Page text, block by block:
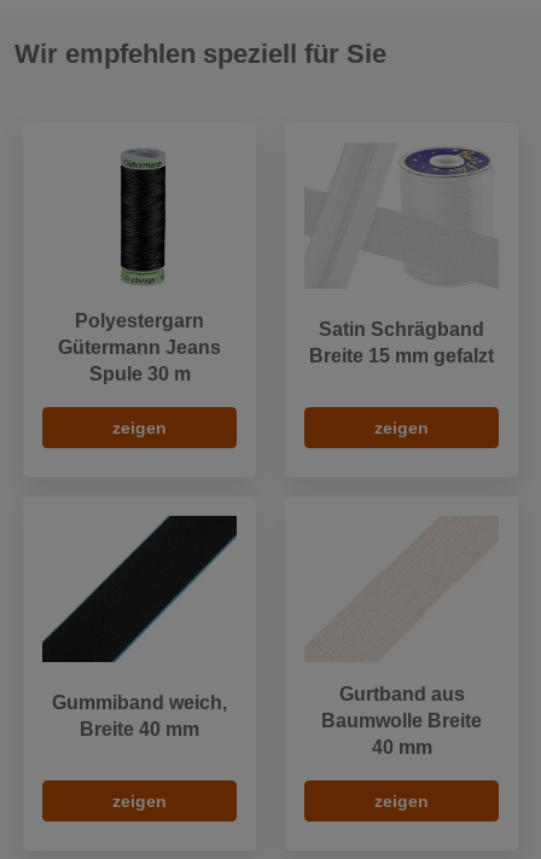
Wir empfehlen speziell für Sie
Polyestergarn
Gütermann Jeans
Spule 30 m
zeigen
Satin Schrägband
Breite 15 mm gefalzt
zeigen
Gummiband weich,
Breite 40 mm
zeigen
Gurtband aus
Baumwolle Breite
40 mm
zeigen